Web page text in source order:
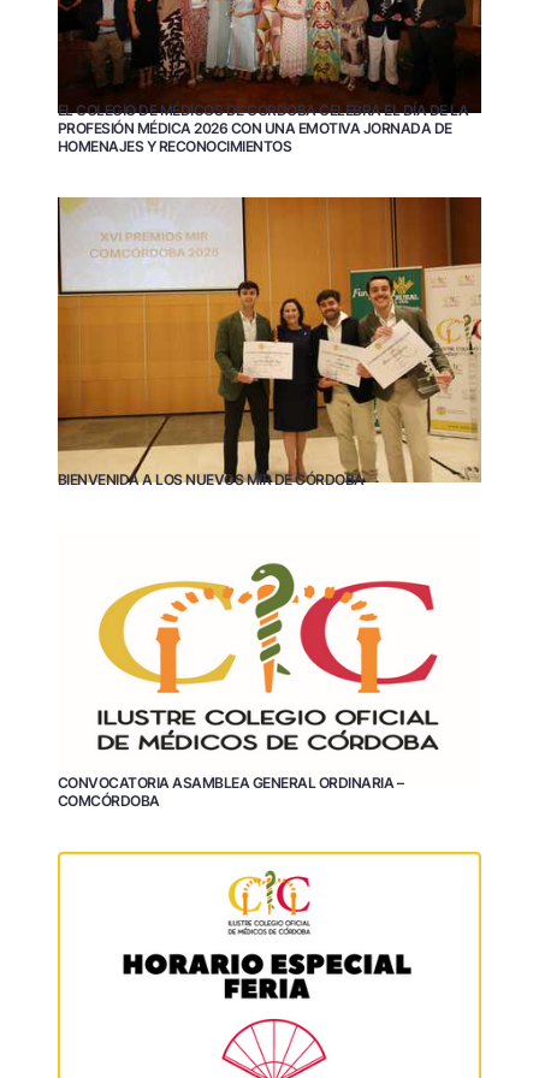
EL COLEGIO DE MÉDICOS DE CÓRDOBA CELEBRA EL DÍA DE LA
PROFESIÓN MÉDICA 2026 CON UNA EMOTIVA JORNADA DE
HOMENAJES Y RECONOCIMIENTOS
BIENVENIDA A LOS NUEVOS MIR DE CÓRDOBA
CONVOCATORIA ASAMBLEA GENERAL ORDINARIA –
COMCÓRDOBA